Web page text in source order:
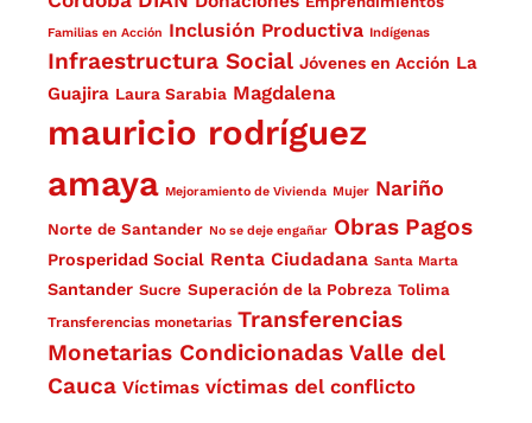
Familias en Acción Inclusión Productiva Indígenas
Infraestructura Social Jóvenes en Acción La
Guajira Laura Sarabia Magdalena
mauricio rodríguez
amaya Mejoramiento de Vivienda Mujer Nariño
Norte de Santander No se deje engañar Obras Pagos
Prosperidad Social Renta Ciudadana Santa Marta
Santander Sucre Superación de la Pobreza Tolima
Transferencias monetarias Transferencias
Monetarias Condicionadas Valle del
Cauca Víctimas víctimas del conflicto